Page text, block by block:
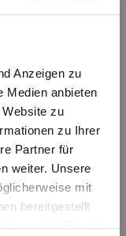
Anzeigen zu
Medien anbieten
zu
zu Ihrer
Partner für
weiter. Unsere
mit
bereitgestellt
der Dienste
bessere
die
nur
Die
ich zur